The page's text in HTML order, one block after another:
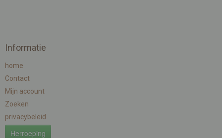
Informatie
home
Contact
Mijn account
Zoeken
privacybeleid
Herroeping